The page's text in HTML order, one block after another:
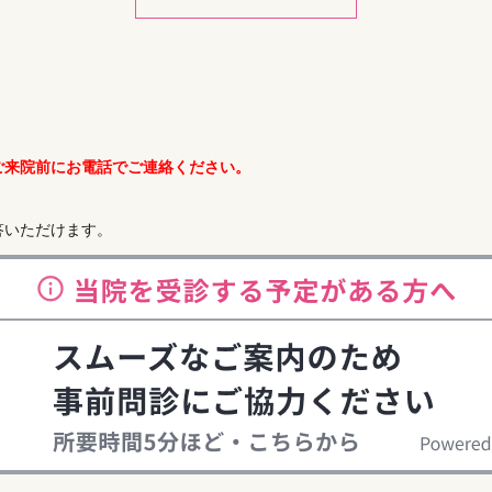
院前にお電話でご連絡ください。
ただけます。